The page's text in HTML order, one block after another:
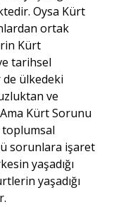
Oysa Kürt
ortak
Kürt
tarihsel
ülkedeki
ve
Kürt Sorunu
toplumsal
sorunlara işaret
yaşadığı
yaşadığı